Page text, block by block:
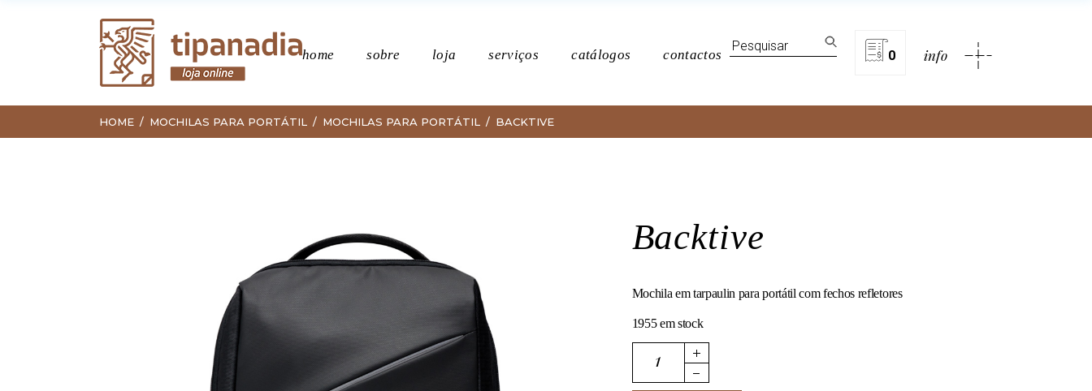
home sobre loja serviços catálogos contactos
Search
for:
0 info
Política de privacidade
HOME MOCHILAS PARA PORTÁTIL MOCHILAS PARA PORTÁTIL BACKTIVE
Backtive
Mochila em tarpaulin para portátil com fechos refletores
1955 em stock
Backtive quantity